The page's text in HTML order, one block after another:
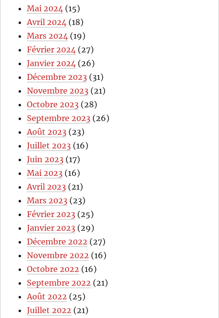
Mai 2024 (15)
Avril 2024 (18)
Mars 2024 (19)
Février 2024 (27)
Janvier 2024 (26)
Décembre 2023 (31)
Novembre 2023 (21)
Octobre 2023 (28)
Septembre 2023 (26)
Août 2023 (23)
Juillet 2023 (16)
Juin 2023 (17)
Mai 2023 (16)
Avril 2023 (21)
Mars 2023 (23)
Février 2023 (25)
Janvier 2023 (29)
Décembre 2022 (27)
Novembre 2022 (16)
Octobre 2022 (16)
Septembre 2022 (21)
Août 2022 (25)
Juillet 2022 (21)